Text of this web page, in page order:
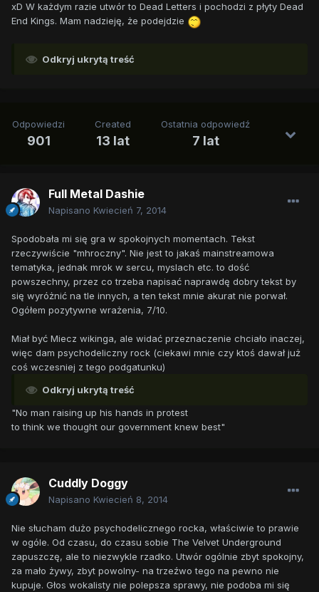
xD W każdym razie utwór to Dead Letters i pochodzi z płyty Dead
End Kings. Mam nadzieję, że podejdzie
Odkryj ukrytą treść
Odpowiedzi
901
Created
13 lat
Ostatnia odpowiedź
7 lat
Full Metal Dashie
Napisano Kwiecień 7, 2014
Spodobała mi się gra w spokojnych momentach. Tekst
rzeczywiście "mhroczny". Nie jest to jakaś mainstreamowa
tematyka, jednak mrok w sercu, myslach etc. to dość
powszechny, przez co trzeba napisać naprawdę dobry tekst by
się wyróżnić na tle innych, a ten tekst mnie akurat nie porwał.
Ogółem pozytywne wrażenia, 7/10.
Miał być Miecz wikinga, ale widać przeznaczenie chciało inaczej,
więc dam psychodeliczny rock (ciekawi mnie czy ktoś dawał już
coś wczesniej z tego podgatunku)
Odkryj ukrytą treść
"No man raising up his hands in protest
to think we thought our government knew best"
Cuddly Doggy
Napisano Kwiecień 8, 2014
Nie słucham dużo psychodelicznego rocka, właściwie to prawie
w ogóle. Od czasu, do czasu sobie The Velvet Underground
zapuszczę, ale to niezwykle rzadko. Utwór ogólnie zbyt spokojny,
za mało żywy, zbyt powolny- na trzeźwo tego na pewno nie
kupuje. Głos wokalisty nie polepsza sprawy, nie podoba mi się